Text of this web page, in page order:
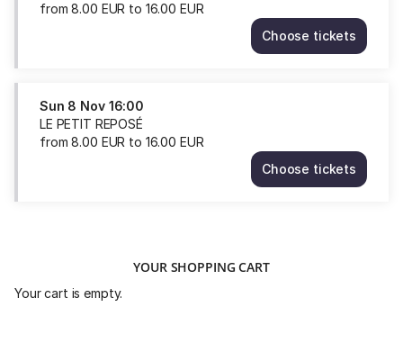
16:00
from
8.00
from8.00 EUR to 16.00 EUR
Choose tickets
LE
11:00
from
8.00
Sun 8 Nov 16:00
LE PETIT REPOSÉ
from8.00 EUR to 16.00 EUR
Choose tickets
LE
YOUR SHOPPING CART
Your cart is empty.